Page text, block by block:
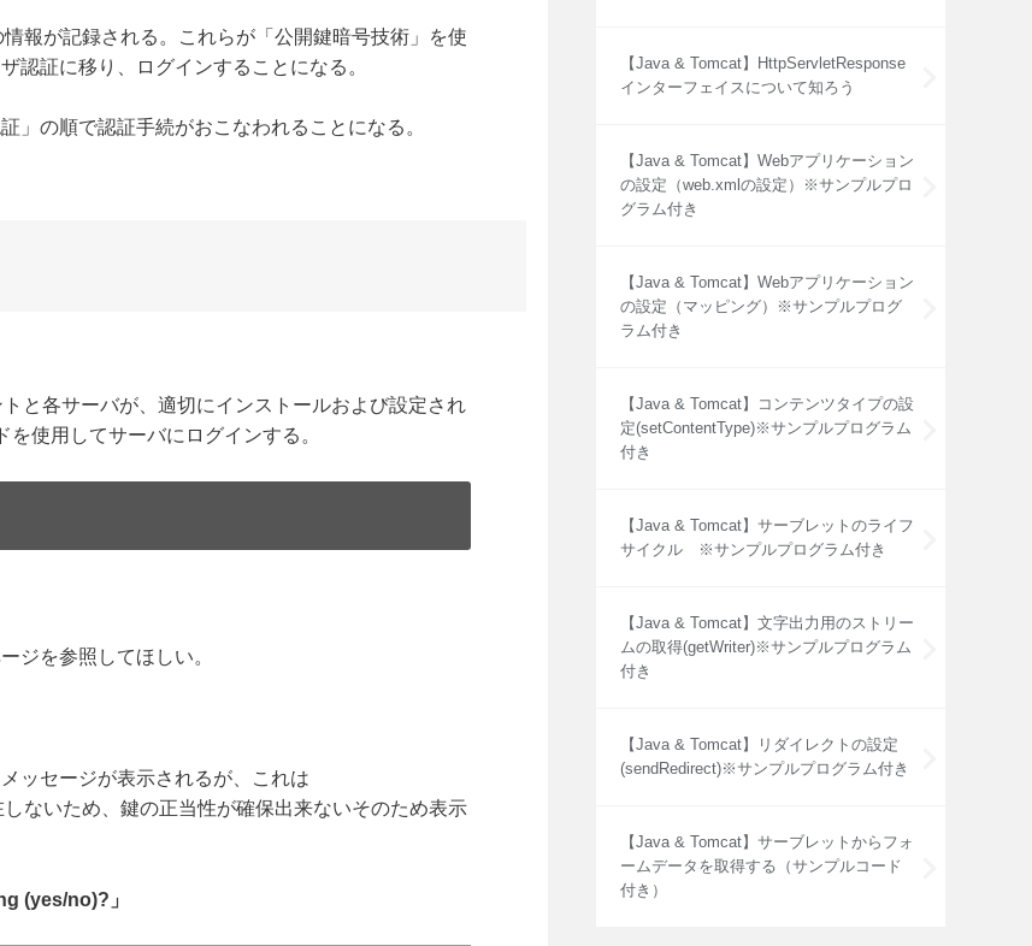
報が記録される。これらが「公開鍵暗号技術」を使
認証に移り、ログインすることになる。
」の順で認証手続がおこなわれることになる。
と各サーバが、適切にインストールおよび設定され
使用してサーバにログインする。
ジを参照してほしい。
ッセージが表示されるが、これは
ないため、鍵の正当性が確保出来ないそのため表示
(yes/no)? 」
【Java & Tomcat】HttpServletResponse
インターフェイスについて知ろう
【Java & Tomcat】Webアプリケーション
の設定（web.xmlの設定）※サンプルプロ
グラム付き
【Java & Tomcat】Webアプリケーション
の設定（マッピング）※サンプルプログ
ラム付き
【Java & Tomcat】コンテンツタイプの設
定(setContentType)※サンプルプログラム
付き
【Java & Tomcat】サーブレットのライフ
サイクル ※サンプルプログラム付き
【Java & Tomcat】文字出力用のストリー
ムの取得(getWriter)※サンプルプログラム
付き
【Java & Tomcat】リダイレクトの設定
(sendRedirect)※サンプルプログラム付き
【Java & Tomcat】サーブレットからフォ
ームデータを取得する（サンプルコード
付き）